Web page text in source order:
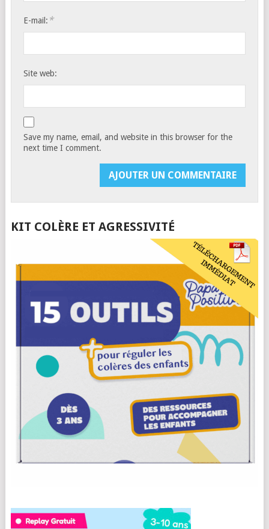
E-mail: *
Site web:
Save my name, email, and website in this browser for the
next time I comment.
KIT COLÈRE ET AGRESSIVITÉ